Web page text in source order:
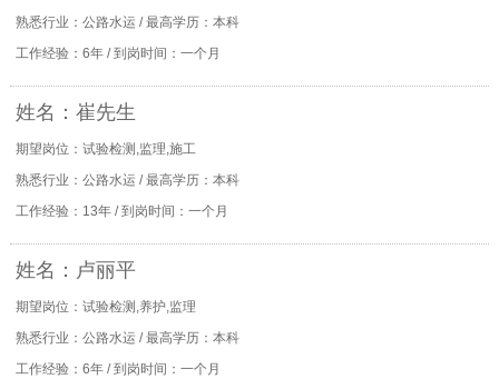
熟悉行业：公路水运 / 最高学历：本科
工作经验：6年 / 到岗时间：一个月
姓名：崔先生
期望岗位：试验检测,监理,施工
熟悉行业：公路水运 / 最高学历：本科
工作经验：13年 / 到岗时间：一个月
姓名：卢丽平
期望岗位：试验检测,养护,监理
熟悉行业：公路水运 / 最高学历：本科
工作经验：6年 / 到岗时间：一个月